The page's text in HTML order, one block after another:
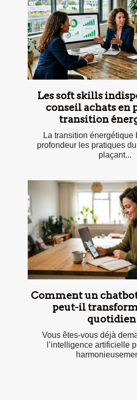
Les soft skills
conseil achats en
transition
La transition énergétique
profondeur les pratiques
plaçant...
Comment un
peut-il
quotidien
Vous êtes-vous déjà
l’intelligence artificielle